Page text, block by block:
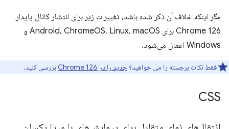
مگر اینکه خلاف آن ذکر شده باشد، تغییرات زیر برای انتشار کانال پایدار
Chrome 126 برای Android، ChromeOS، Linux، macOS و
Windows اعمال می‌شود.
فقط نکات برجسته را می خواهید؟ جدید را در Chrome 126 بررسی کنید.
CSS